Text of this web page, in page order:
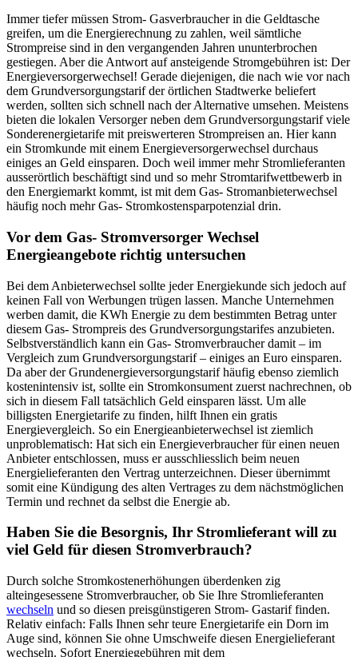
Immer tiefer müssen Strom- Gasverbraucher in die Geldtasche
greifen, um die Energierechnung zu zahlen, weil sämtliche
Strompreise sind in den vergangenden Jahren ununterbrochen
gestiegen. Aber die Antwort auf ansteigende Stromgebühren ist: Der
Energieversorgerwechsel! Gerade diejenigen, die nach wie vor nach
dem Grundversorgungstarif der örtlichen Stadtwerke beliefert
werden, sollten sich schnell nach der Alternative umsehen. Meistens
bieten die lokalen Versorger neben dem Grundversorgungstarif viele
Sonderenergietarife mit preiswerteren Strompreisen an. Hier kann
ein Stromkunde mit einem Energieversorgerwechsel durchaus
einiges an Geld einsparen. Doch weil immer mehr Stromlieferanten
ausserörtlich beschäftigt sind und so mehr Stromtarifwettbewerb in
den Energiemarkt kommt, ist mit dem Gas- Stromanbieterwechsel
häufig noch mehr Gas- Stromkostensparpotenzial drin.
Vor dem Gas- Stromversorger Wechsel
Energieangebote richtig untersuchen
Bei dem Anbieterwechsel sollte jeder Energiekunde sich jedoch auf
keinen Fall von Werbungen trügen lassen. Manche Unternehmen
werben damit, die KWh Energie zu dem bestimmten Betrag unter
diesem Gas- Strompreis des Grundversorgungstarifes anzubieten.
Selbstverständlich kann ein Gas- Stromverbraucher damit – im
Vergleich zum Grundversorgungstarif – einiges an Euro einsparen.
Da aber der Grundenergieversorgungstarif häufig ebenso ziemlich
kostenintensiv ist, sollte ein Stromkonsument zuerst nachrechnen, ob
sich in diesem Fall tatsächlich Geld einsparen lässt. Um alle
billigsten Energietarife zu finden, hilft Ihnen ein gratis
Energievergleich. So ein Energieanbieterwechsel ist ziemlich
unproblematisch: Hat sich ein Energieverbraucher für einen neuen
Anbieter entschlossen, muss er ausschliesslich beim neuen
Energielieferanten den Vertrag unterzeichnen. Dieser übernimmt
somit eine Kündigung des alten Vertrages zu dem nächstmöglichen
Termin und rechnet da selbst die Energie ab.
Haben Sie die Besorgnis, Ihr Stromlieferant will zu
viel Geld für diesen Stromverbrauch?
Durch solche Stromkostenerhöhungen überdenken zig
alteingesessene Stromverbraucher, ob Sie Ihre Stromlieferanten
wechseln und so diesen preisgünstigeren Strom- Gastarif finden.
Relativ einfach: Falls Ihnen sehr teure Energietarife ein Dorn im
Auge sind, können Sie ohne Umschweife diesen Energielieferant
wechseln. Sofort Energiegebühren mit dem